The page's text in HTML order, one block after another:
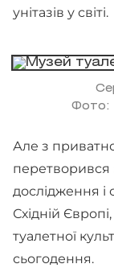
унітазів у світі.
Фото:
Але з
перетворився
дослідження
Східній
туалетної
сьогодення.